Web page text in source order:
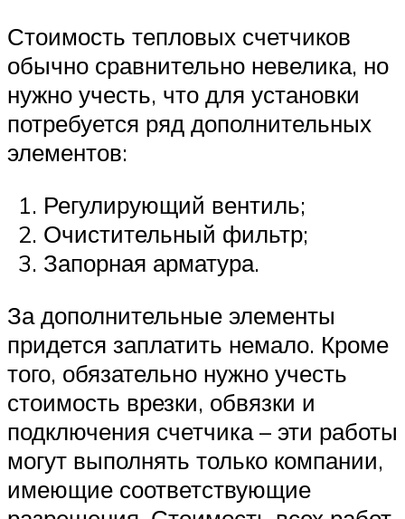
Стоимость тепловых счетчиков
обычно сравнительно невелика, но
нужно учесть, что для установки
потребуется ряд дополнительных
элементов:
Регулирующий вентиль;
Очистительный фильтр;
Запорная арматура.
За дополнительные элементы
придется заплатить немало. Кроме
того, обязательно нужно учесть
стоимость врезки, обвязки и
подключения счетчика – эти работы
могут выполнять только компании,
имеющие соответствующие